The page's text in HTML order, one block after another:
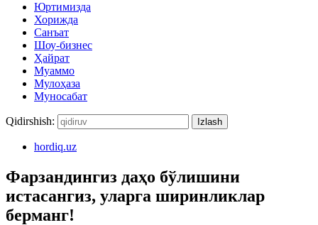
Юртимизда
Хорижда
Санъат
Шоу-бизнес
Ҳайрат
Муаммо
Мулоҳаза
Муносабат
Qidirshish:
hordiq.uz
Фарзандингиз даҳо бўлишини
истасангиз, уларга ширинликлар
берманг!